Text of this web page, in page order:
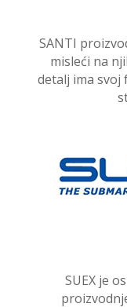
SANTI
misleći na
detalj ima svoj
SUEX je